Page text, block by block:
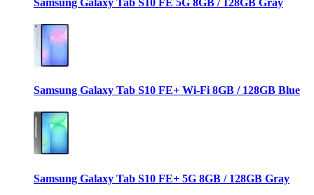
Samsung Galaxy Tab S10 FE+ Wi-Fi 8GB / 128GB Blue
Samsung Galaxy Tab S10 FE+ 5G 8GB / 128GB Gray